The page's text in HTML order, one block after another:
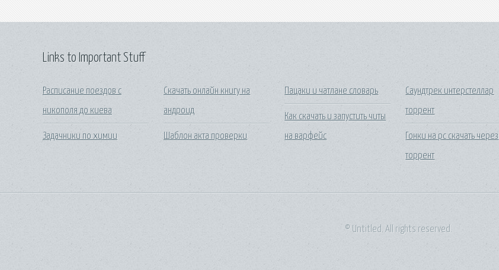
Links to Important Stuff
Расписание поездов с
никополя до киева
Задачники по химии
Скачать онлайн книгу на
андроид
Шаблон акта проверки
Пацаки и чатлане словарь
Как скачать и запустить читы
на варфейс
Саундтрек интерстеллар
торрент
Гонки на pc скачать через
торрент
© Untitled. All rights reserved.